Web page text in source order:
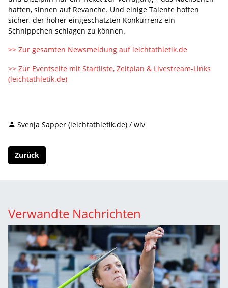
hatten, sinnen auf Revanche. Und einige Talente hoffen
sicher, der höher eingeschätzten Konkurrenz ein
Schnippchen schlagen zu können.
>> Zur gesamten Newsmeldung auf leichtathletik.de
>> Zur Eventseite mit Startliste, Zeitplan & Livestream-Links
(leichtathletik.de)
Svenja Sapper (leichtathletik.de) / wlv
Zurück
Verwandte Nachrichten